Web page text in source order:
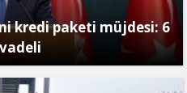
kredi paketi müjdesi: 6